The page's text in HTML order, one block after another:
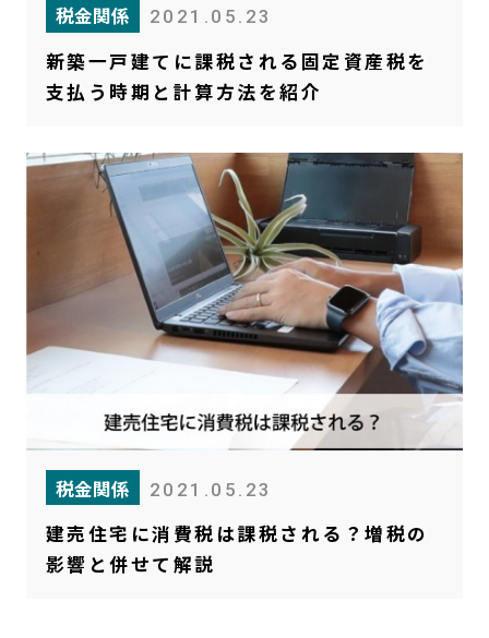
税金関係 2021.05.23
新築一戸建てに課税される固定資産税を
支払う時期と計算方法を紹介
税金関係 2021.05.23
建売住宅に消費税は課税される？増税の
影響と併せて解説